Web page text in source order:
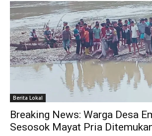
Berita Lokal
Breaking News: Warga Desa
Sesosok Mayat Pria